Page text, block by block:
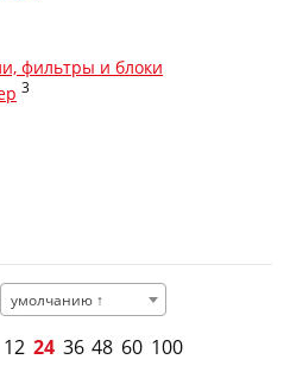
фильтры и блоки
3
умолчанию ↑
12 24 36 48 60 100